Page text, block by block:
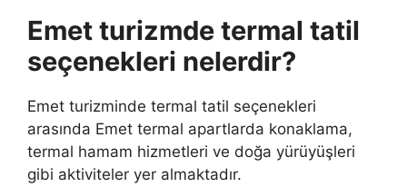
Emet turizmde termal tatil
seçenekleri nelerdir?
Emet turizminde termal tatil seçenekleri
arasında Emet termal apartlarda konaklama,
termal hamam hizmetleri ve doğa yürüyüşleri
gibi aktiviteler yer almaktadır.